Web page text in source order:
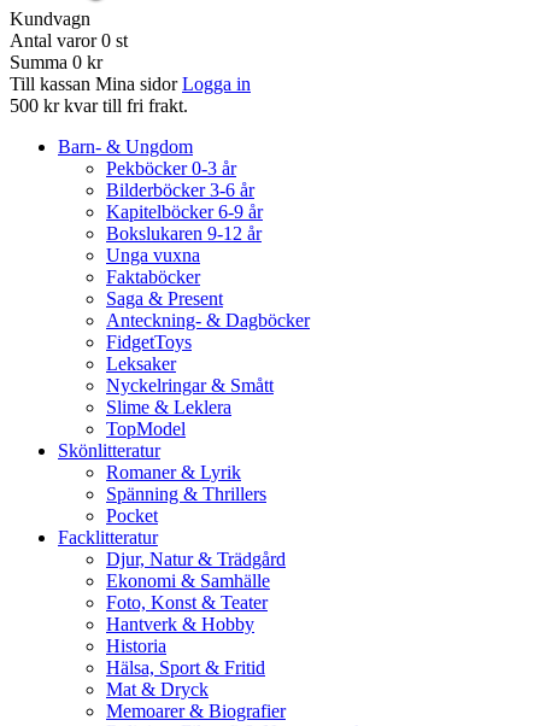
Kundvagn
Antal varor 0 st
Summa 0 kr
Till kassan Mina sidor Logga in
500 kr kvar till fri frakt.
Barn- & Ungdom
Pekböcker 0-3 år
Bilderböcker 3-6 år
Kapitelböcker 6-9 år
Bokslukaren 9-12 år
Unga vuxna
Faktaböcker
Saga & Present
Anteckning- & Dagböcker
FidgetToys
Leksaker
Nyckelringar & Smått
Slime & Leklera
TopModel
Skönlitteratur
Romaner & Lyrik
Spänning & Thrillers
Pocket
Facklitteratur
Djur, Natur & Trädgård
Ekonomi & Samhälle
Foto, Konst & Teater
Hantverk & Hobby
Historia
Hälsa, Sport & Fritid
Mat & Dryck
Memoarer & Biografier